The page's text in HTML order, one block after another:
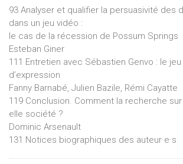
93 Analyser et qualifier la persuasivité des
dans un jeu vidéo :
le cas de la récession de Possum Springs
Esteban Giner
111 Entretien avec Sébastien Genvo : le
d’expression
Fanny Barnabé, Julien Bazile, Rémi Cayatte
119 Conclusion. Comment la recherche
elle société ?
Dominic Arsenault
131 Notices biographiques des auteur·e·s